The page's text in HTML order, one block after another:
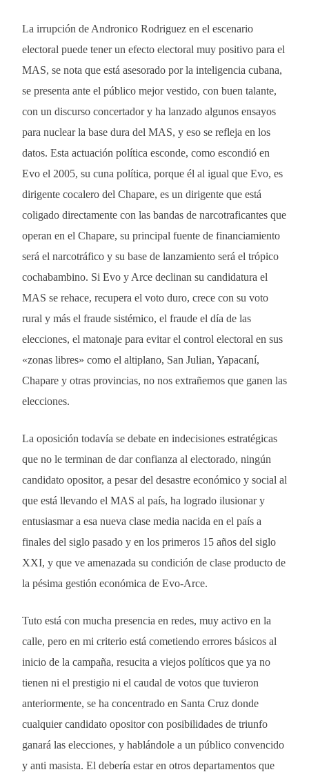
La irrupción de Andronico Rodriguez en el escenario
electoral puede tener un efecto electoral muy positivo para el
MAS, se nota que está asesorado por la inteligencia cubana,
se presenta ante el público mejor vestido, con buen talante,
con un discurso concertador y ha lanzado algunos ensayos
para nuclear la base dura del MAS, y eso se refleja en los
datos. Esta actuación política esconde, como escondió en
Evo el 2005, su cuna política, porque él al igual que Evo, es
dirigente cocalero del Chapare, es un dirigente que está
coligado directamente con las bandas de narcotraficantes que
operan en el Chapare, su principal fuente de financiamiento
será el narcotráfico y su base de lanzamiento será el trópico
cochabambino. Si Evo y Arce declinan su candidatura el
MAS se rehace, recupera el voto duro, crece con su voto
rural y más el fraude sistémico, el fraude el día de las
elecciones, el matonaje para evitar el control electoral en sus
«zonas libres» como el altiplano, San Julian, Yapacaní,
Chapare y otras provincias, no nos extrañemos que ganen las
elecciones.
La oposición todavía se debate en indecisiones estratégicas
que no le terminan de dar confianza al electorado, ningún
candidato opositor, a pesar del desastre económico y social al
que está llevando el MAS al país, ha logrado ilusionar y
entusiasmar a esa nueva clase media nacida en el país a
finales del siglo pasado y en los primeros 15 años del siglo
XXI, y que ve amenazada su condición de clase producto de
la pésima gestión económica de Evo-Arce.
Tuto está con mucha presencia en redes, muy activo en la
calle, pero en mi criterio está cometiendo errores básicos al
inicio de la campaña, resucita a viejos políticos que ya no
tienen ni el prestigio ni el caudal de votos que tuvieron
anteriormente, se ha concentrado en Santa Cruz donde
cualquier candidato opositor con posibilidades de triunfo
ganará las elecciones, y hablándole a un público convencido
y anti masista. El debería estar en otros departamentos que